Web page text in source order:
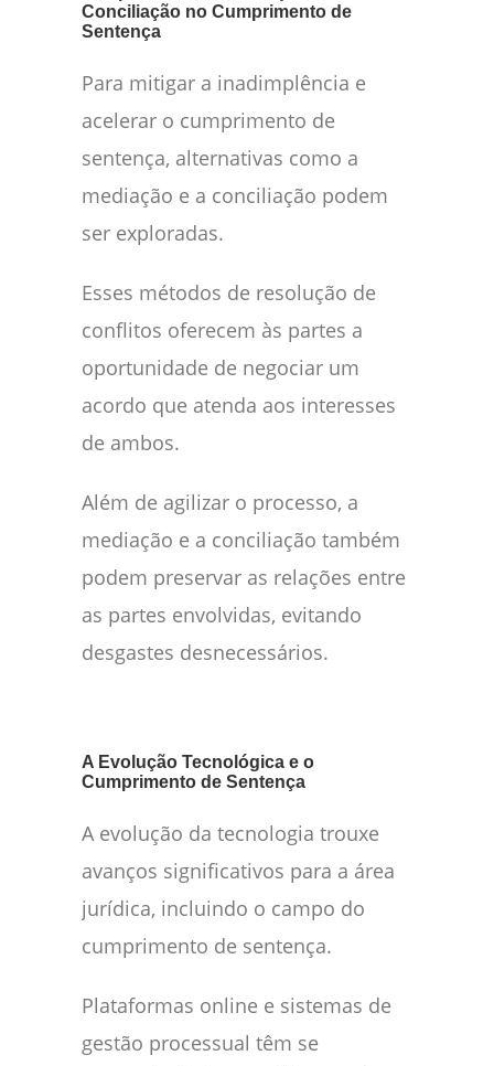
Conciliação no Cumprimento de
Sentença
Para mitigar a inadimplência e
acelerar o cumprimento de
sentença, alternativas como a
mediação e a conciliação podem
ser exploradas.
Esses métodos de resolução de
conflitos oferecem às partes a
oportunidade de negociar um
acordo que atenda aos interesses
de ambos.
Além de agilizar o processo, a
mediação e a conciliação também
podem preservar as relações entre
as partes envolvidas, evitando
desgastes desnecessários.
A Evolução Tecnológica e o
Cumprimento de Sentença
A evolução da tecnologia trouxe
avanços significativos para a área
jurídica, incluindo o campo do
cumprimento de sentença.
Plataformas online e sistemas de
gestão processual têm se